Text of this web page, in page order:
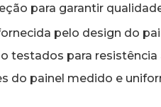
para garantir
pelo design do
testados para resistência
do painel medido e